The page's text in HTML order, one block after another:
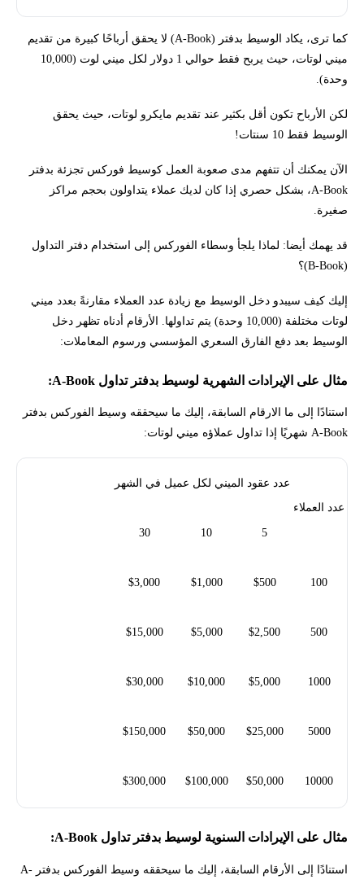
كما ترى، يكاد الوسيط بدفتر (A-Book) لا يحقق أرباحًا كبيرة من تقديم
ميني لوتات، حيث يربح فقط حوالي 1 دولار لكل ميني لوت (10,000
وحدة).
لكن الأرباح تكون أقل بكثير عند تقديم مايكرو لوتات، حيث يحقق
الوسيط فقط 10 سنتات!
الآن يمكنك أن تتفهم مدى صعوبة العمل كوسيط فوركس تجزئة بدفتر
A-Book، بشكل حصري إذا كان لديك عملاء يتداولون بحجم مراكز
صغيرة.
قد يهمك أيضا: لماذا يلجأ وسطاء الفوركس إلى استخدام دفتر التداول
(B-Book)؟
إليك كيف سيبدو دخل الوسيط مع زيادة عدد العملاء مقارنةً بعدد ميني
لوتات مختلفة (10,000 وحدة) يتم تداولها. الأرقام أدناه تظهر دخل
الوسيط بعد دفع الفارق السعري المؤسسي ورسوم المعاملات:
مثال على الإيرادات الشهرية لوسيط بدفتر تداول A-Book:
استنادًا إلى ما الارقام السابقة، إليك ما سيحققه وسيط الفوركس بدفتر
A-Book شهريًا إذا تداول عملاؤه ميني لوتات:
عدد العملاء
عدد عقود الميني لكل عميل في الشهر
5
10
30
100
$500
$1,000
$3,000
500
$2,500
$5,000
$15,000
1000
$5,000
$10,000
$30,000
5000
$25,000
$50,000
$150,000
10000
$50,000
$100,000
$300,000
مثال على الإيرادات السنوية لوسيط بدفتر تداول A-Book:
استنادًا إلى الأرقام السابقة، إليك ما سيحققه وسيط الفوركس بدفتر A-